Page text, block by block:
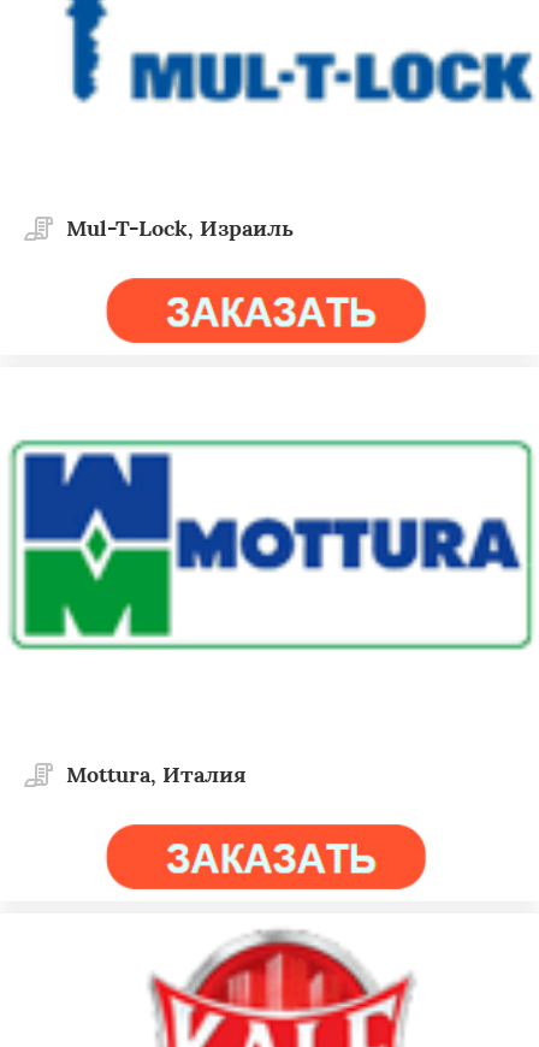
Mul-T-Lock, Израиль
Mottura, Италия